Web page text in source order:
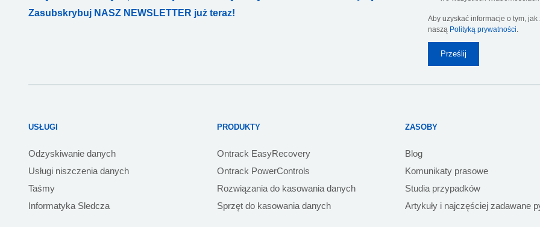
Zasubskrybuj NASZ NEWSLETTER już teraz!
Aby uzyskać informacje o tym,
naszą Polityką prywatności
USŁUGI
Odzyskiwanie danych
Usługi niszczenia danych
Taśmy
Informatyka Sledcza
PRODUKTY
Ontrack EasyRecovery
Ontrack PowerControls
Rozwiązania do kasowania danych
Sprzęt do kasowania danych
ZASOBY
Blog
Komunikaty prasowe
Studia przypadków
Artykuły i najczęściej zadawane